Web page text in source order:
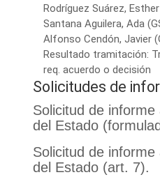
Rodríguez Suárez,
Santana Aguilera, Ada
Alfonso Cendón, Javier
Resultado tramitación:
req. acuerdo o decisión
Solicitudes de
Solicitud de
del Estado
Solicitud de
del Estado (art. 7).